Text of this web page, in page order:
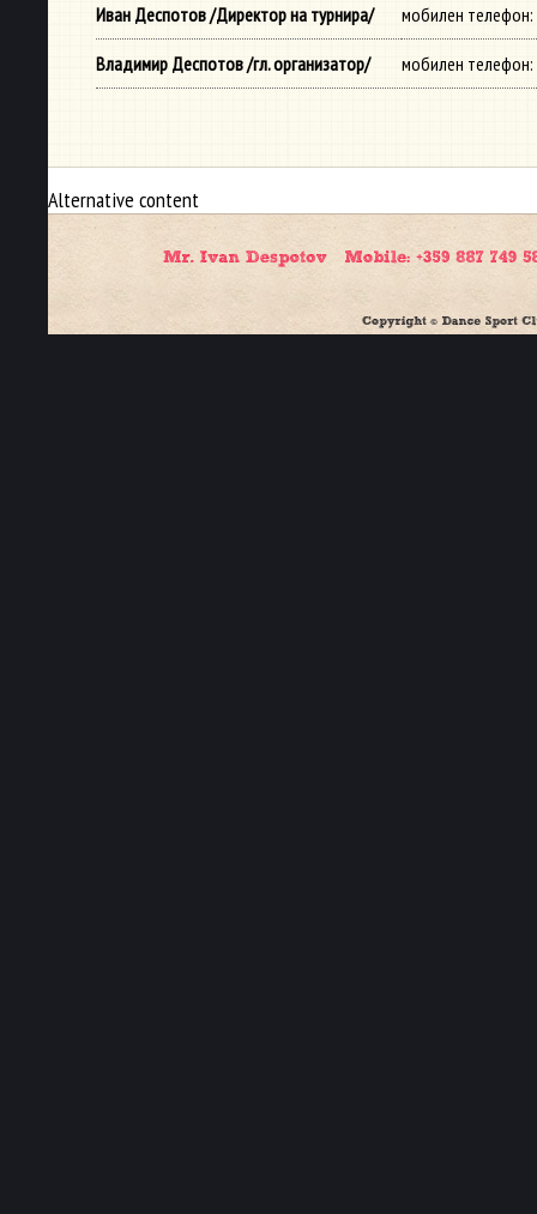
Иван Деспотов /Директор на турнира/ мобилен телефон:
Владимир Деспотов /гл. организатор/ мобилен телефон:
Alternative content